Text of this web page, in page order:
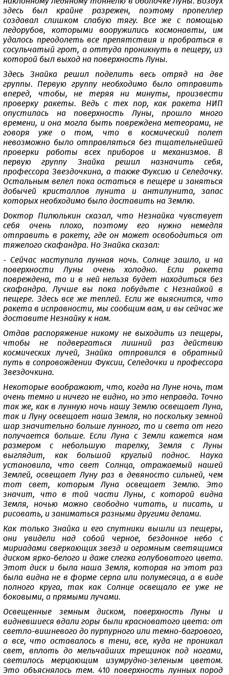
здесь был крайне разрежен, поэтому пропеллер
создавал слишком слабую тягу. Все же с помощью
ледорубов, которыми вооружились космонавты, им
удалось преодолеть все препятствия и пробраться в
сосульчатый грот, а оттуда проникнуть в пещеру, из
которой был выход на поверхность Луны.
Здесь Знайка решил поделить весь отряд на две
группы. Первую группу необходимо было отправить
вперед, чтобы, не теряя ни минуты, произвести
проверку ракеты. Ведь с тех пор, как ракета НИП
опустилась на поверхность Луны, прошло много
времени, и она могла быть повреждена метеорами, не
говоря уже о том, что в космический полет
невозможно было отправляться без тщательнейшей
проверки работы всех приборов и механизмов. В
первую группу Знайка решил назначить себя,
профессора Звездочкина, а также Фуксию и Селедочку.
Остальным велел пока остаться в пещере и заняться
добычей кристаллов лунита и антилунита, запас
которых необходимо было доставить на Землю.
Доктор Пилюлькин сказал, что Незнайка чувствует
себя очень плохо, поэтому его нужно немедля
отправить в ракету, где он может освободиться от
тяжелого скафандра. Но Знайка сказал:
- Сейчас наступила лунная ночь. Солнце зашло, и на
поверхности Луны очень холодно. Если ракета
повреждена, то и в ней нельзя будет находиться без
скафандра. Лучше вы пока побудьте с Незнайкой в
пещере. Здесь все же теплей. Если же выяснится, что
ракета в исправности, мы сообщим вам, и вы сейчас же
доставите Незнайку к нам.
Отдав распоряжение никому не выходить из пещеры,
чтобы не подвергаться лишний раз действию
космических лучей, Знайка отправился в обратный
путь в сопровождении Фуксии, Селедочки и профессора
Звездочкина.
Некоторые воображают, что, когда на Луне ночь, там
очень темно и ничего не видно, но это неправда. Точно
так же, как в лунную ночь нашу Землю освещает Луна,
так и Луну освещает наша Земля, но поскольку земной
шар значительно больше лунного, то и света от него
получается больше. Если Луна с Земли кажется нам
размером с небольшую тарелку, Земля с Луны
выглядит, как большой круглый поднос. Наука
установила, что свет Солнца, отражаемый нашей
Землей, освещает Луну раз в девяносто сильней, чем
тот свет, которым Луна освещает Землю. Это
значит, что в той части Луны, с которой видна
Земля, ночью можно свободно читать, и писать, и
рисовать, и заниматься разными другими делами.
Как только Знайка и его спутники вышли из пещеры,
они увидели над собой черное, бездонное небо с
мириадами сверкающих звезд и огромным светящимся
диском ярко-белого и даже слегка голубоватого цвета.
Этот диск и была наша Земля, которая на этот раз
была видна не в форме серпа или полумесяца, а в виде
полного круга, так как Солнце освещало ее уже не
боковыми, а прямыми лучами.
Освещенные земным диском, поверхность Луны и
видневшиеся вдали горы были красноватого цвета: от
светло-вишневого до пурпурного или темно-багрового,
а все, что оставалось в тени, все, куда не проникал
свет, вплоть до мельчайших трещинок под ногами,
светилось мерцающим изумрудно-зеленым цветом.
Это объяснялось тем. 410 поверхность лунных пород